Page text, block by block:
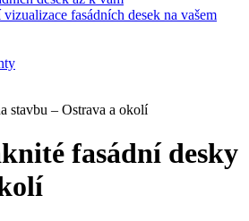
fasádních desek na vašem
stavbu – Ostrava a okolí
fasádní desky